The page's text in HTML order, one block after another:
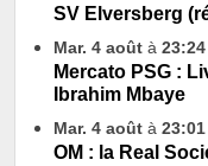
SV Elversberg
Mar. 4 août à 23:24
Mercato PSG :
Ibrahim Mbaye
Mar. 4 août à 23:01
OM : la Real